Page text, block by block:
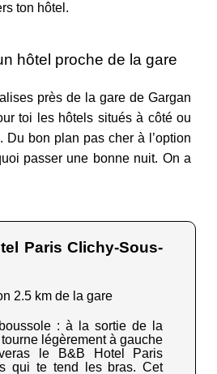
ton hôtel.
hôtel proche de la gare
près de la gare de Gargan
toi les hôtels situés à côté ou
Du bon plan pas cher à l’option
passer une bonne nuit. On a
Paris Clichy-Sous-
2.5 km de la gare
: à la sortie de la
légèrement à gauche
le B&B Hotel Paris
qui te tend les bras. Cet